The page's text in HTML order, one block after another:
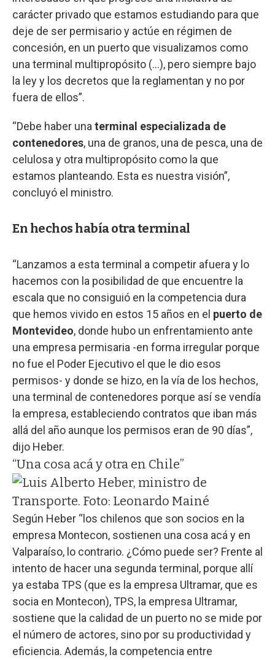
carácter privado que estamos estudiando para que
deje de ser permisario y actúe en régimen de
concesión, en un puerto que visualizamos como
una terminal multipropósito (...), pero siempre bajo
la ley y los decretos que la reglamentan y no por
fuera de ellos”.
“Debe haber una terminal especializada de
contenedores, una de granos, una de pesca, una de
celulosa y otra multipropósito como la que
estamos planteando. Esta es nuestra visión”,
concluyó el ministro.
En hechos había otra terminal
“Lanzamos a esta terminal a competir afuera y lo
hacemos con la posibilidad de que encuentre la
escala que no consiguió en la competencia dura
que hemos vivido en estos 15 años en el puerto de
Montevideo, donde hubo un enfrentamiento ante
una empresa permisaria -en forma irregular porque
no fue el Poder Ejecutivo el que le dio esos
permisos- y donde se hizo, en la vía de los hechos,
una terminal de contenedores porque así se vendía
la empresa, estableciendo contratos que iban más
allá del año aunque los permisos eran de 90 días”,
dijo Heber.
“Una cosa acá y otra en Chile”
Según Heber “los chilenos que son socios en la
empresa Montecon, sostienen una cosa acá y en
Valparaíso, lo contrario. ¿Cómo puede ser? Frente al
intento de hacer una segunda terminal, porque allí
ya estaba TPS (que es la empresa Ultramar, que es
socia en Montecon), TPS, la empresa Ultramar,
sostiene que la calidad de un puerto no se mide por
el número de actores, sino por su productividad y
eficiencia. Además, la competencia entre